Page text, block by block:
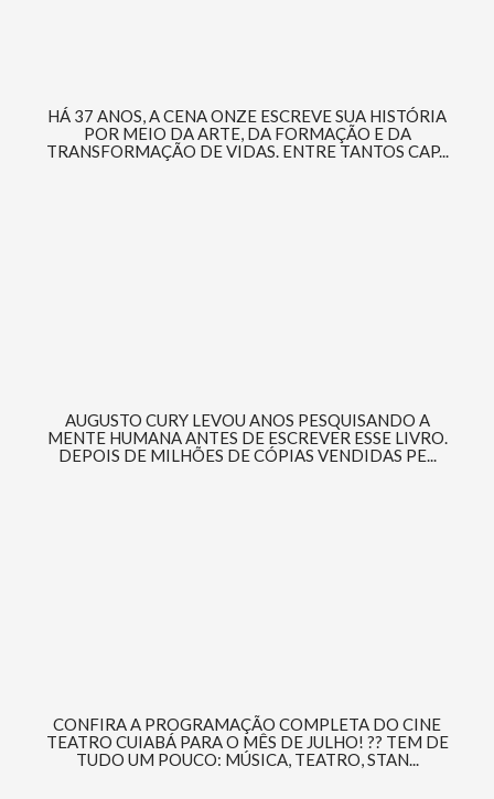
HÁ 37 ANOS, A CENA ONZE ESCREVE SUA HISTÓRIA
POR MEIO DA ARTE, DA FORMAÇÃO E DA
TRANSFORMAÇÃO DE VIDAS. ENTRE TANTOS CAP...
AUGUSTO CURY LEVOU ANOS PESQUISANDO A
MENTE HUMANA ANTES DE ESCREVER ESSE LIVRO.
DEPOIS DE MILHÕES DE CÓPIAS VENDIDAS PE...
CONFIRA A PROGRAMAÇÃO COMPLETA DO CINE
TEATRO CUIABÁ PARA O MÊS DE JULHO! ?? TEM DE
TUDO UM POUCO: MÚSICA, TEATRO, STAN...